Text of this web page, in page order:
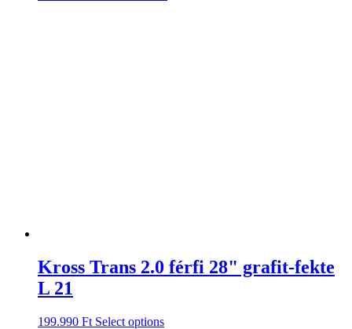
Kross Trans 2.0 férfi 28" grafit-fekte
L 21
199.990 Ft Select options